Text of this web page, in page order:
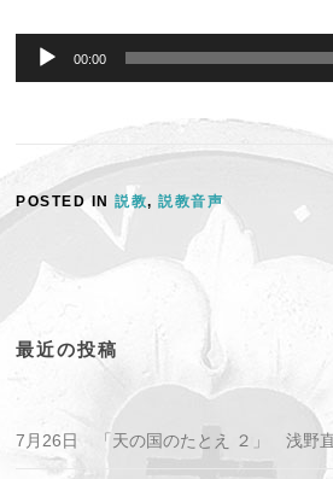
プ
ー
00:00
POSTED IN説教,説教音声
最近の投稿
7月26日 「天の国のたとえ ２」 浅野